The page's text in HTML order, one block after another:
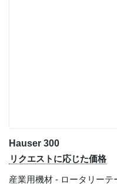
Hauser 300
リクエストに応じた価格
産業用機材 - ロータリーテ